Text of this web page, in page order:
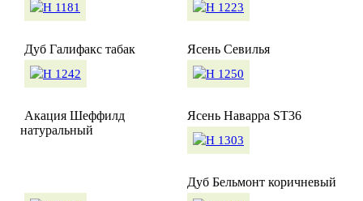
Дуб Галифакс табак Ясень Севилья
Акация Шеффилд
натуральный
Ясень Наварра ST36
Дуб Бельмонт коричневый